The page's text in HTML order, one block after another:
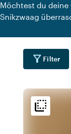
Möchtest du
Snikzwaag
Locations für ein
filter_alt Filter
flip_to_back
flip_to_back